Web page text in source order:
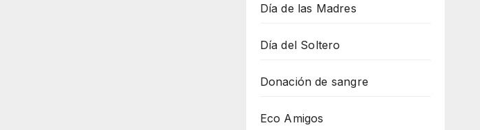
Día de las Madres
Día del Soltero
Donación de sangre
Eco Amigos